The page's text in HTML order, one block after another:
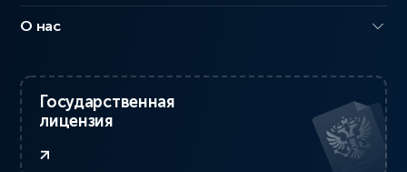
О нас
Государственная
лицензия